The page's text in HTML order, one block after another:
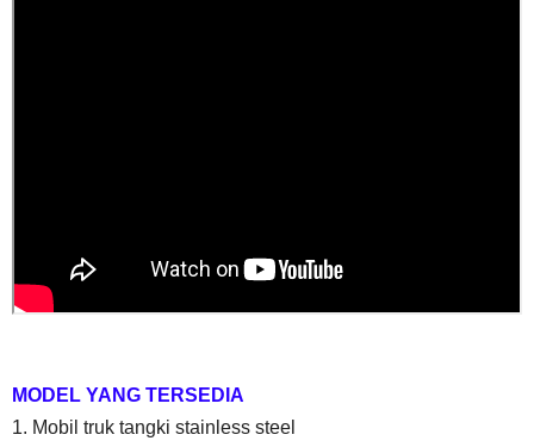
MODEL YANG TERSEDIA
1. Mobil truk tangki stainless steel